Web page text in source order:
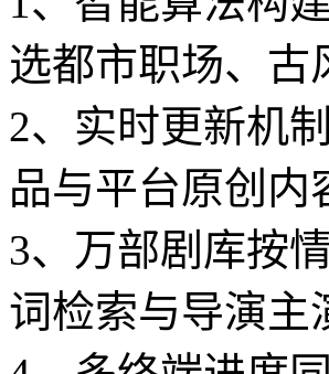
选都市职场、古
2、实时更新机
品与平台原创内
3、万部剧库按
词检索与导演主